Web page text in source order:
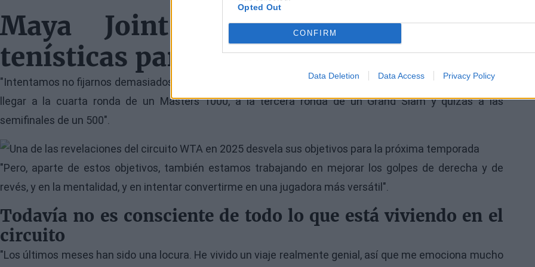
Opted Out
CONFIRM
Data Deletion Data Access Privacy Policy
Maya Joint confiesa sus metas
tenísticas para 2026
"Intentamos no fijarnos demasiados objetivos en cuanto a la clasificación, pero creo que un objetivo sería
llegar a la cuarta ronda de un Masters 1000, a la tercera ronda de un Grand Slam y quizás a las
semifinales de un 500".
Image
"Pero, aparte de estos objetivos, también estamos trabajando en mejorar los golpes de derecha y de
revés, y en la mentalidad, y en intentar convertirme en una jugadora más versátil".
Todavía no es consciente de todo lo que está viviendo en el
circuito
"Los últimos meses han sido una locura. He vivido un viaje realmente genial, así que me emociona mucho